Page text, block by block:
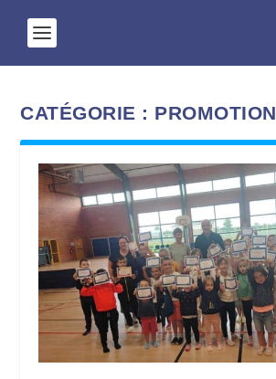
CATÉGORIE : PROMOTION